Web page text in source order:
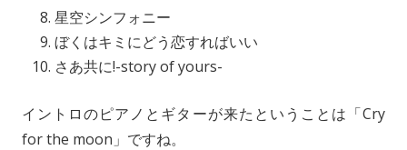
星空シンフォニー
ぼくはキミにどう恋すればいい
さあ共に!-story of yours-
イントロのピアノとギターが来たということは「Cry
for the moon」ですね。